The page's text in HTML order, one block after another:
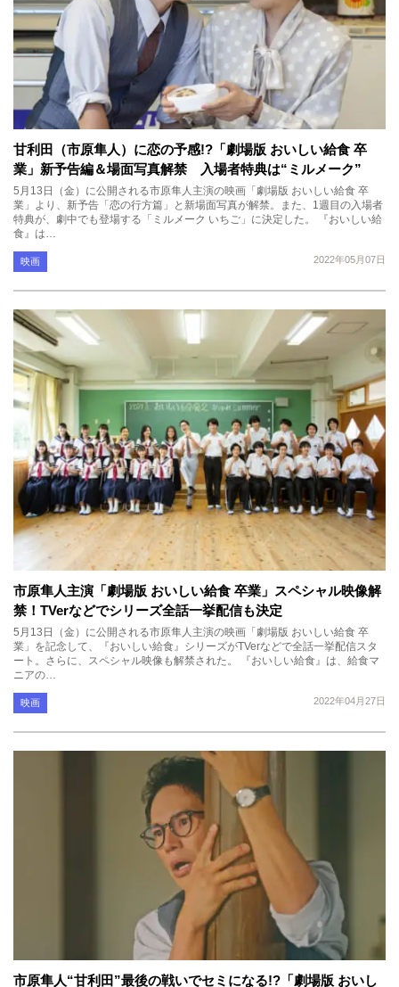
甘利田（市原隼人）に恋の予感!?「劇場版 おいしい給食 卒
業」新予告編＆場面写真解禁 入場者特典は“ミルメーク”
5月13日（金）に公開される市原隼人主演の映画「劇場版 おいしい給食 卒
業」より、新予告「恋の行方篇」と新場面写真が解禁。また、1週目の入場者
特典が、劇中でも登場する「ミルメーク いちご」に決定した。 『おいしい給
食』は…
2022年05月07日
映画
市原隼人主演「劇場版 おいしい給食 卒業」スペシャル映像解
禁！TVerなどでシリーズ全話一挙配信も決定
5月13日（金）に公開される市原隼人主演の映画「劇場版 おいしい給食 卒
業」を記念して、『おいしい給食』シリーズがTVerなどで全話一挙配信スタ
ート。さらに、スペシャル映像も解禁された。 『おいしい給食』は、給食マ
ニアの…
2022年04月27日
映画
市原隼人“甘利田”最後の戦いでセミになる!?「劇場版 おいし